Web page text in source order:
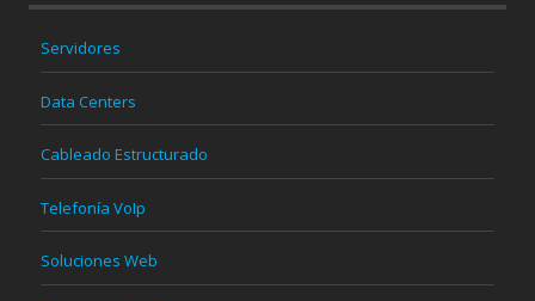
Servidores
Data Centers
Cableado Estructurado
Telefonía VoIp
Soluciones Web